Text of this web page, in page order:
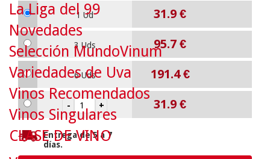
1 Ud 31.9 €
3 Uds 95.7 €
6 Uds 191.4€
31.9 €
Entrega de 5 a 7
días.
La Liga del 99
Novedades
Selección MundoVinum
Variedades de Uva
Vinos Recomendados
Vinos Singulares
CLASE DE VINO